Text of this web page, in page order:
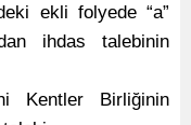
ekli folyede “a”
ihdas talebinin
Kentler Birliğinin